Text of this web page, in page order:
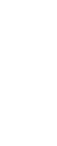
你是谁也